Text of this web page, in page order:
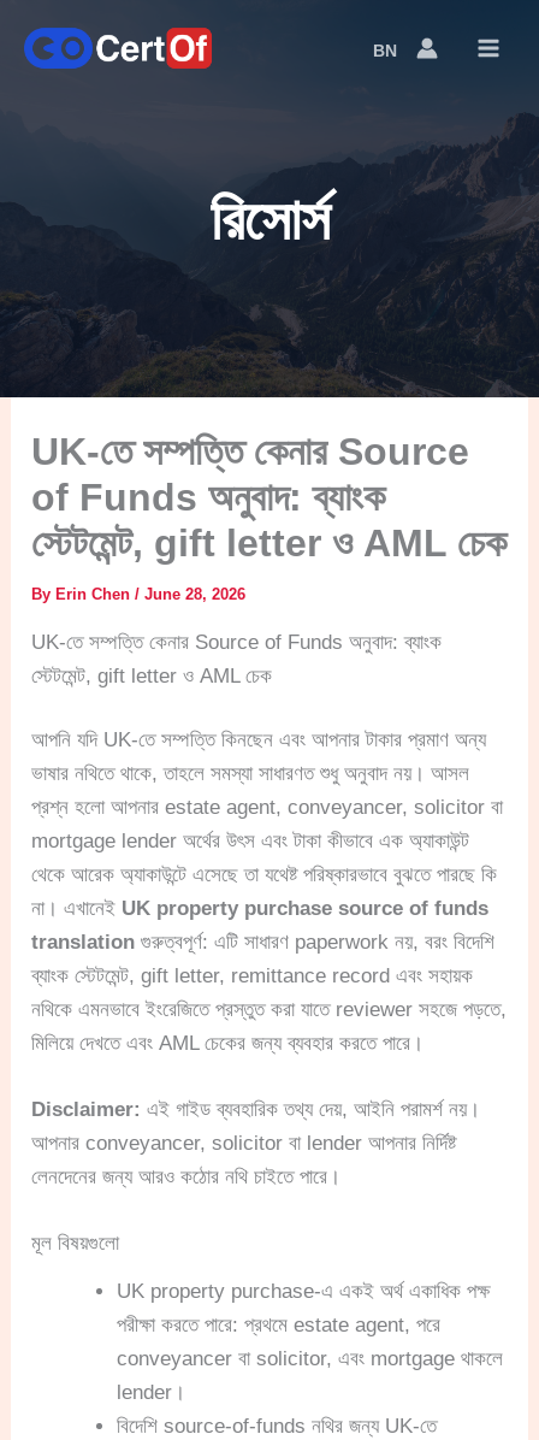
BNLanguage
রিসোর্স
UK-তে সম্পত্তি কেনার Source
of Funds অনুবাদ: ব্যাংক
স্টেটমেন্ট, gift letter ও AML চেক
ByErin Chen/June 28, 2026
UK-তে সম্পত্তি কেনার Source of Funds অনুবাদ: ব্যাংক
স্টেটমেন্ট, gift letter ও AML চেক
আপনি যদি UK-তে সম্পত্তি কিনছেন এবং আপনার টাকার প্রমাণ অন্য
ভাষার নথিতে থাকে, তাহলে সমস্যা সাধারণত শুধু অনুবাদ নয়। আসল
প্রশ্ন হলো আপনার estate agent, conveyancer, solicitor বা
mortgage lender অর্থের উৎস এবং টাকা কীভাবে এক অ্যাকাউন্ট
থেকে আরেক অ্যাকাউন্টে এসেছে তা যথেষ্ট পরিষ্কারভাবে বুঝতে পারছে কি
না। এখানেই UK property purchase source of funds
translation গুরুত্বপূর্ণ: এটি সাধারণ paperwork নয়, বরং বিদেশি
ব্যাংক স্টেটমেন্ট, gift letter, remittance record এবং সহায়ক
নথিকে এমনভাবে ইংরেজিতে প্রস্তুত করা যাতে reviewer সহজে পড়তে,
মিলিয়ে দেখতে এবং AML চেকের জন্য ব্যবহার করতে পারে।
Disclaimer: এই গাইড ব্যবহারিক তথ্য দেয়, আইনি পরামর্শ নয়।
আপনার conveyancer, solicitor বা lender আপনার নির্দিষ্ট
লেনদেনের জন্য আরও কঠোর নথি চাইতে পারে।
মূল বিষয়গুলো
UK property purchase-এ একই অর্থ একাধিক পক্ষ
পরীক্ষা করতে পারে: প্রথমে estate agent, পরে
conveyancer বা solicitor, এবং mortgage থাকলে
lender।
বিদেশি source-of-funds নথির জন্য UK-তে